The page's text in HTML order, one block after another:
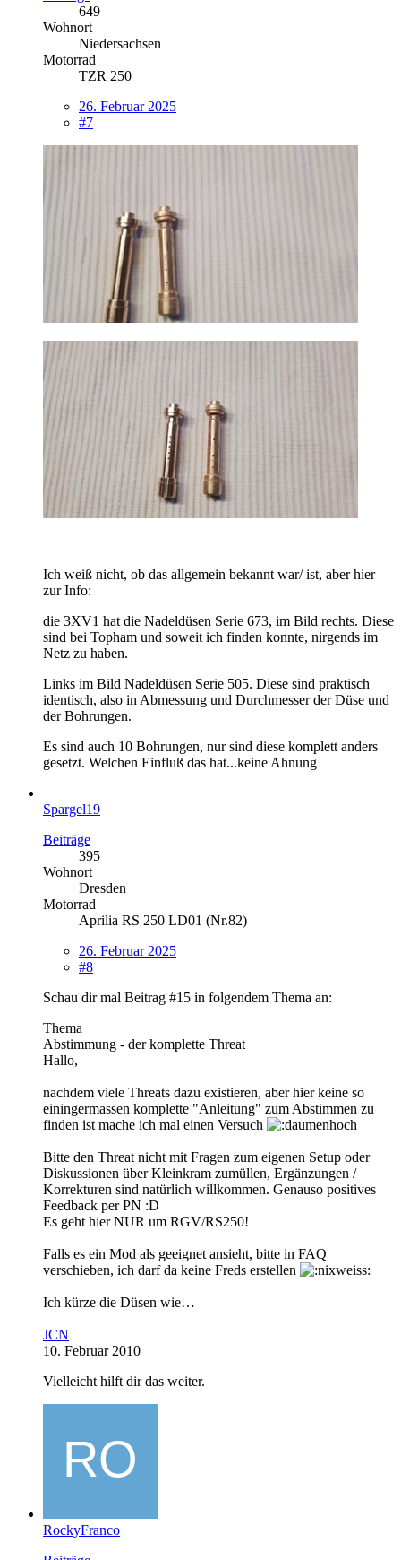
649
Wohnort
Niedersachsen
Motorrad
TZR 250
26. Februar 2025
#7
Ich weiß nicht, ob das allgemein bekannt war/ ist, aber hier
zur Info:
die 3XV1 hat die Nadeldüsen Serie 673, im Bild rechts. Diese
sind bei Topham und soweit ich finden konnte, nirgends im
Netz zu haben.
Links im Bild Nadeldüsen Serie 505. Diese sind praktisch
identisch, also in Abmessung und Durchmesser der Düse und
der Bohrungen.
Es sind auch 10 Bohrungen, nur sind diese komplett anders
gesetzt. Welchen Einfluß das hat...keine Ahnung
Spargel19
Beiträge
395
Wohnort
Dresden
Motorrad
Aprilia RS 250 LD01 (Nr.82)
26. Februar 2025
#8
Schau dir mal Beitrag #15 in folgendem Thema an:
Thema
Abstimmung - der komplette Threat
Hallo,
nachdem viele Threats dazu existieren, aber hier keine so
einingermassen komplette "Anleitung" zum Abstimmen zu
finden ist mache ich mal einen Versuch
Bitte den Threat nicht mit Fragen zum eigenen Setup oder
Diskussionen über Kleinkram zumüllen, Ergänzungen /
Korrekturen sind natürlich willkommen. Genauso positives
Feedback per PN :D
Es geht hier NUR um RGV/RS250!
Falls es ein Mod als geeignet ansieht, bitte in FAQ
verschieben, ich darf da keine Freds erstellen
Ich kürze die Düsen wie…
JCN
10. Februar 2010
Vielleicht hilft dir das weiter.
RockyFranco